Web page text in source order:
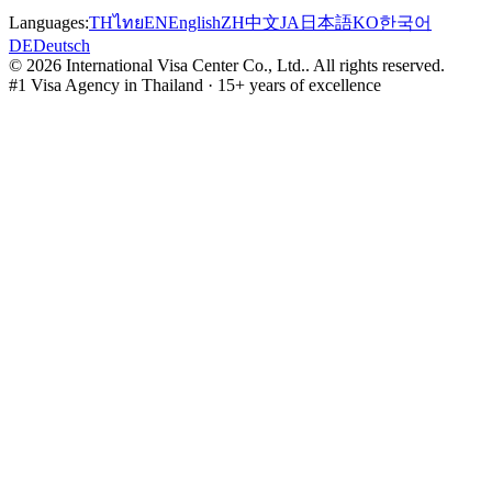
Languages:THไทยENEnglishZH中文JA 日本語KO한국어
DEDeutsch
© 2026 International Visa Center Co., Ltd.. All rights reserved.
#1 Visa Agency in Thailand · 15+ years of excellence